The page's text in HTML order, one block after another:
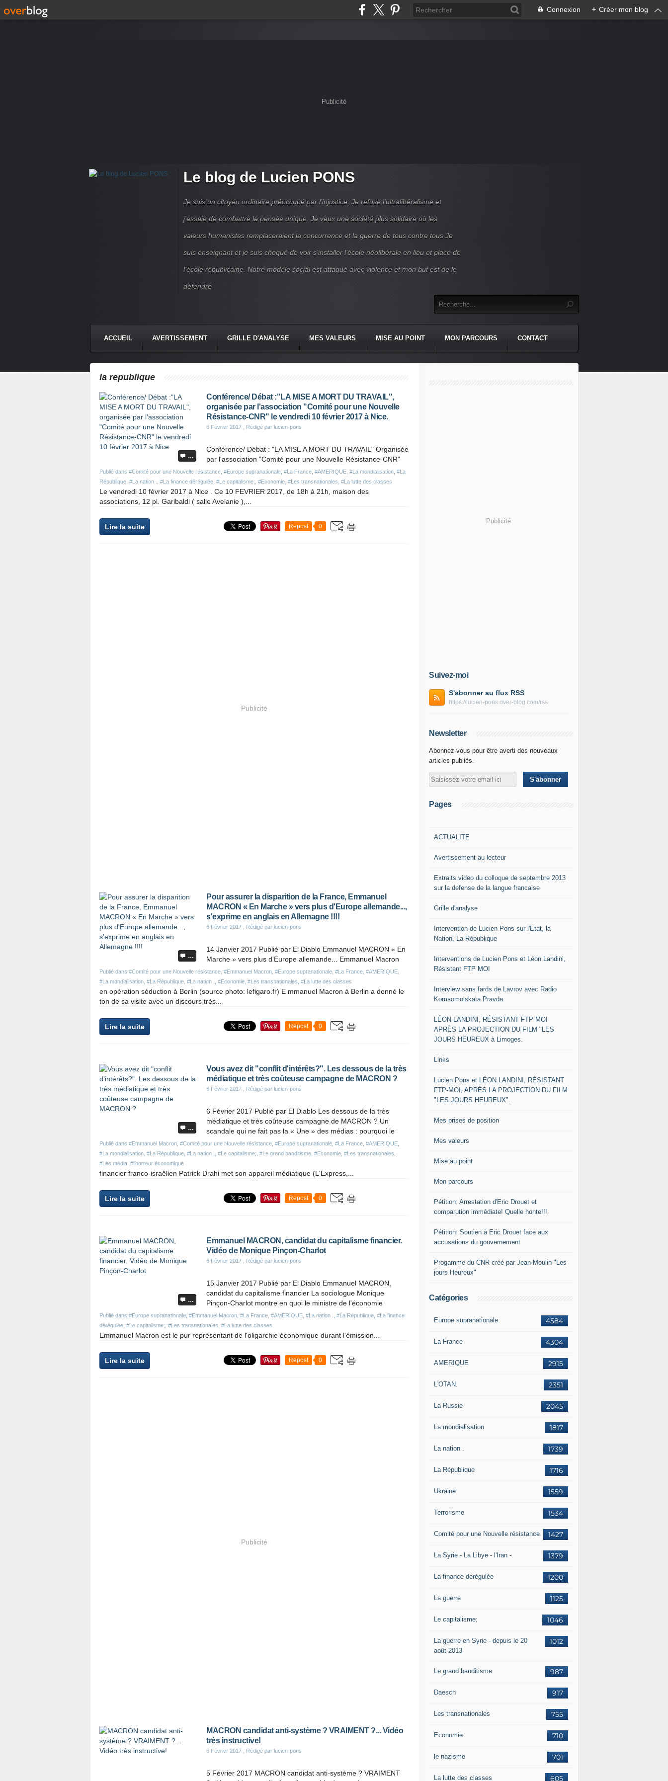
Connexion + Créer mon blog
Publicité
Le blog de Lucien PONS
Je suis un citoyen ordinaire préoccupé par l’injustice. Je refuse l'ultralibéralisme et
j'essaie de combattre la pensée unique. Je veux une société plus solidaire où les
valeurs humanistes remplaceraient la concurrence et la guerre de tous contre tous Je
suis enseignant et je suis choqué de voir s’installer l’école néolibérale en lieu et place de
l’école républicaine. Notre modèle social est attaqué avec violence et mon but est de le
défendre
ACCUEIL AVERTISSEMENT GRILLE D'ANALYSE MES VALEURS MISE AU POINT MON PARCOURS CONTACT
la republique
…
Conférence/ Débat :"LA MISE A MORT DU TRAVAIL",
organisée par l'association "Comité pour une Nouvelle
Résistance-CNR" le vendredi 10 février 2017 à Nice.
6 Février 2017 , Rédigé par lucien-pons
Publié dans #Comité pour une Nouvelle résistance #Europe supranationale #La France #AMERIQUE #La mondialisation #La
République #La nation . #La finance dérégulée #Le capitalisme; #Economie #Les transnationales #La lutte des classes
Conférence/ Débat : "LA MISE A MORT DU TRAVAIL" Organisée
par l'association "Comité pour une Nouvelle Résistance-CNR"
Le vendredi 10 février 2017 à Nice . Ce 10 FEVRIER 2017, de 18h à 21h, maison des
associations, 12 pl. Garibaldi ( salle Avelanie ),...
Lire la suite Repost 0
Publicité
…
Pour assurer la disparition de la France, Emmanuel
MACRON « En Marche » vers plus d'Europe allemande...,
s'exprime en anglais en Allemagne !!!!
6 Février 2017 , Rédigé par lucien-pons
Publié dans #Comité pour une Nouvelle résistance #Emmanuel Macron #Europe supranationale #La France #AMERIQUE
#La mondialisation #La République #La nation . #Economie #Les transnationales #La lutte des classes
14 Janvier 2017 Publié par El Diablo Emmanuel MACRON « En
Marche » vers plus d'Europe allemande... Emmanuel Macron
en opération séduction à Berlin (source photo: lefigaro.fr) E mmanuel Macron à Berlin a donné le
ton de sa visite avec un discours très...
Lire la suite Repost 0
…
Vous avez dit "conflit d'intérêts?". Les dessous de la très
médiatique et très coûteuse campagne de MACRON ?
6 Février 2017 , Rédigé par lucien-pons
Publié dans #Emmanuel Macron #Comité pour une Nouvelle résistance #Europe supranationale #La France #AMERIQUE
#La mondialisation #La République #La nation . #Le capitalisme; #Le grand banditisme #Economie #Les transnationales
#Les média #l'horreur économique
6 Février 2017 Publié par El Diablo Les dessous de la très
médiatique et très coûteuse campagne de MACRON ? Un
scandale qui ne fait pas la « Une » des médias : pourquoi le
financier franco-israëlien Patrick Drahi met son appareil médiatique (L'Express,...
Lire la suite Repost 0
…
Emmanuel MACRON, candidat du capitalisme financier.
Vidéo de Monique Pinçon-Charlot
6 Février 2017 , Rédigé par lucien-pons
Publié dans #Europe supranationale #Emmanuel Macron #La France #AMERIQUE #La nation . #La République #La finance
dérégulée #Le capitalisme; #Les transnationales #La lutte des classes
15 Janvier 2017 Publié par El Diablo Emmanuel MACRON,
candidat du capitalisme financier La sociologue Monique
Pinçon-Charlot montre en quoi le ministre de l'économie
Emmanuel Macron est le pur représentant de l'oligarchie économique durant l'émission...
Lire la suite Repost 0
Publicité
MACRON candidat anti-système ? VRAIMENT ?... Vidéo
très instructive!
6 Février 2017 , Rédigé par lucien-pons
5 Février 2017 MACRON candidat anti-système ? VRAIMENT
Publicité
Suivez-moi
S'abonner au flux RSS
https://lucien-pons.over-blog.com/rss
Newsletter
Abonnez-vous pour être averti des nouveaux
articles publiés.
Pages
ACTUALITE
Avertissement au lecteur
Extraits video du colloque de septembre 2013
sur la defense de la langue francaise
Grille d'analyse
Intervention de Lucien Pons sur l'Etat, la
Nation, La République
Interventions de Lucien Pons et Léon Landini,
Résistant FTP MOI
Interview sans fards de Lavrov avec Radio
Komsomolskaïa Pravda
LÉON LANDINI, RÉSISTANT FTP-MOI
APRÈS LA PROJECTION DU FILM "LES
JOURS HEUREUX à Limoges.
Links
Lucien Pons et LÉON LANDINI, RÉSISTANT
FTP-MOI, APRÈS LA PROJECTION DU FILM
"LES JOURS HEUREUX".
Mes prises de position
Mes valeurs
Mise au point
Mon parcours
Pétition: Arrestation d'Eric Drouet et
comparution immédiate! Quelle honte!!!
Pétition: Soutien à Eric Drouet face aux
accusations du gouvernement
Progamme du CNR créé par Jean-Moulin "Les
jours Heureux"
Catégories
4584
Europe supranationale
4304
La France
2915
AMERIQUE
2351
L'OTAN.
2045
La Russie
1817
La mondialisation
1739
La nation .
1716
La République
1559
Ukraine
1534
Terrorisme
1427
Comité pour une Nouvelle résistance
1379
La Syrie - La Libye - l'Iran -
1200
La finance dérégulée
1125
La guerre
1046
Le capitalisme;
1012
La guerre en Syrie - depuis le 20
août 2013
987
Le grand banditisme
917
Daesch
755
Les transnationales
710
Economie
701
le nazisme
605
La lutte des classes